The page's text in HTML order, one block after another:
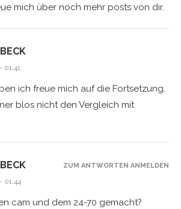
mich über noch mehr posts von dir.
01:41
ich freue mich auf die Fortsetzung.
blos nicht den Vergleich mit
01:44
cam und dem 24-70 gemacht?
ZUM ANTWORTEN ANMELDEN